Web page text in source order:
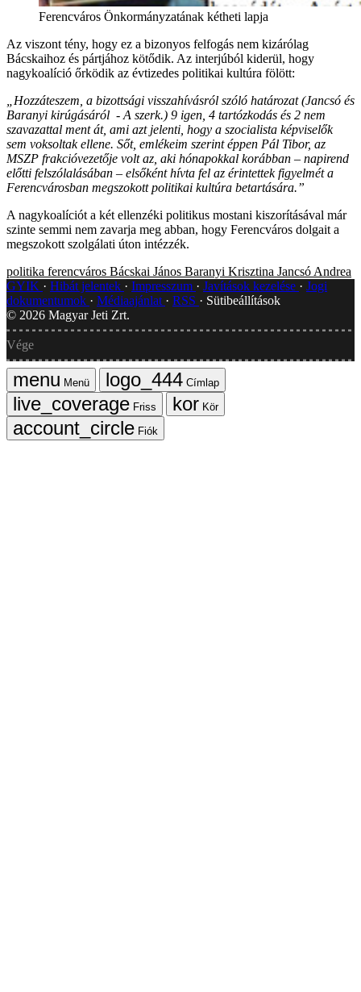
Ferencváros Önkormányzatának kétheti lapja
Az viszont tény, hogy ez a bizonyos felfogás nem kizárólag
Bácskaihoz és pártjához kötődik. Az interjúból kiderül, hogy
nagykoalíció őrködik az évtizedes politikai kultúra fölött:
„Hozzáteszem, a bizottsági visszahívásról szóló határozat (Jancsó és
Baranyi kirúgásáról - A szerk.) 9 igen, 4 tartózkodás és 2 nem
szavazattal ment át, ami azt jelenti, hogy a szocialista képviselők
sem voksoltak ellene. Sőt, emlékeim szerint éppen Pál Tibor, az
MSZP frakcióvezetője volt az, aki hónapokkal korábban – napirend
előtti felszólalásában – elsőként hívta fel az érintettek figyelmét a
Ferencvárosban megszokott politikai kultúra betartására.”
A nagykoalíciót a két ellenzéki politikus mostani kiszorításával már
szinte semmi nem zavarja meg abban, hogy Ferencváros dolgait a
megszokott szolgálati úton intézzék.
politika ferencváros Bácskai János Baranyi Krisztina Jancsó Andrea
GYIK
Hibát jelentek Impresszum Javítások kezelése
Jogi
dokumentumok
Médiaajánlat RSS
Sütibeállítások
© 2026 Magyar Jeti Zrt.
Vége
Menü
Címlap
Friss
Kör
Fiók